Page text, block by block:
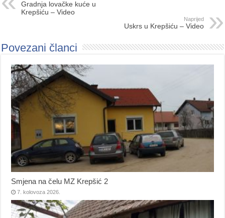
Gradnja lovačke kuće u
Krepšiću – Video
Naprijed
Uskrs u Krepšiću – Video
Povezani članci
Smjena na čelu MZ Krepšić 2
7. kolovoza 2026.